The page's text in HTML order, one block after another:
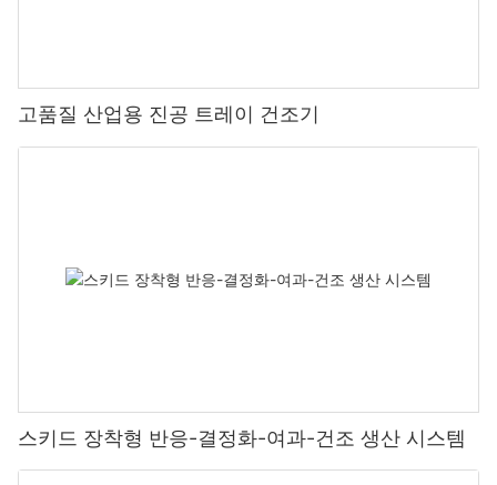
고품질 산업용 진공 트레이 건조기
스키드 장착형 반응-결정화-여과-건조 생산 시스템